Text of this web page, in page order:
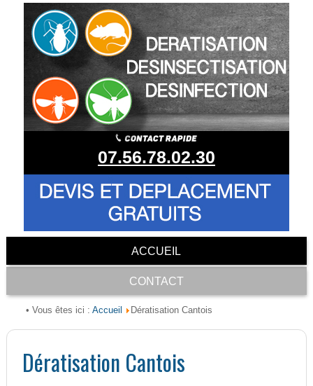
07.56.78.02.30
ACCUEIL
CONTACT
• Vous êtes ici : Accueil Dératisation Cantois
Dératisation Cantois